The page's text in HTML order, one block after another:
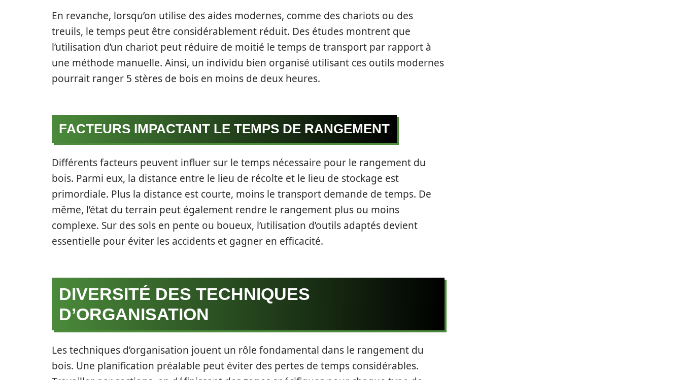
En revanche, lorsqu’on utilise des aides modernes, comme des chariots ou des
treuils, le temps peut être considérablement réduit. Des études montrent que
l’utilisation d’un chariot peut réduire de moitié le temps de transport par rapport à
une méthode manuelle. Ainsi, un individu bien organisé utilisant ces outils modernes
pourrait ranger 5 stères de bois en moins de deux heures.
FACTEURS IMPACTANT LE TEMPS DE RANGEMENT
Différents facteurs peuvent influer sur le temps nécessaire pour le rangement du
bois. Parmi eux, la distance entre le lieu de récolte et le lieu de stockage est
primordiale. Plus la distance est courte, moins le transport demande de temps. De
même, l’état du terrain peut également rendre le rangement plus ou moins
complexe. Sur des sols en pente ou boueux, l’utilisation d’outils adaptés devient
essentielle pour éviter les accidents et gagner en efficacité.
DIVERSITÉ DES TECHNIQUES
D’ORGANISATION
Les techniques d’organisation jouent un rôle fondamental dans le rangement du
bois. Une planification préalable peut éviter des pertes de temps considérables.